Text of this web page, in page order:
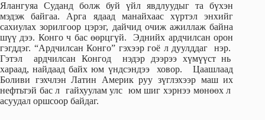
Ялангуяа Суданд болж буй үйл явдлуудыг та бүхэн
мэдэж байгаа. Арга ядаад манайхаас хүртэл энхийг
сахиулах зорилгоор цэрэг, дайчид очиж ажиллаж байна
шүү дээ. Конго ч бас өөрцгүй. Эднийх ардчилсан орон
гэгддэг. “Ардчилсан Конго” гэхээр гоё л дуулддаг нэр.
Гэтэл ардчилсан Конгод нэдэр дээрээ хүмүүст нь
хараад, найдаад байх юм үндсэндээ ховор. Цаашлаад
Боливи гэхчлэн Латин Америк руу зүглэхээр маш их
нефтьтэй бас л гайхуулам улс юм шиг хэрнээ мөнөөх л
асуудал оршсоор байдаг.